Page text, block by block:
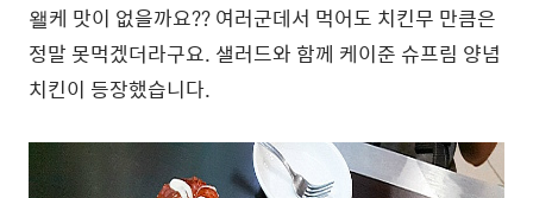
왤케 맛이 없을까요?? 여러군데서 먹어도 치킨무 만큼은
정말 못먹겠더라구요. 샐러드와 함께 케이준 슈프림 양념
치킨이 등장했습니다.